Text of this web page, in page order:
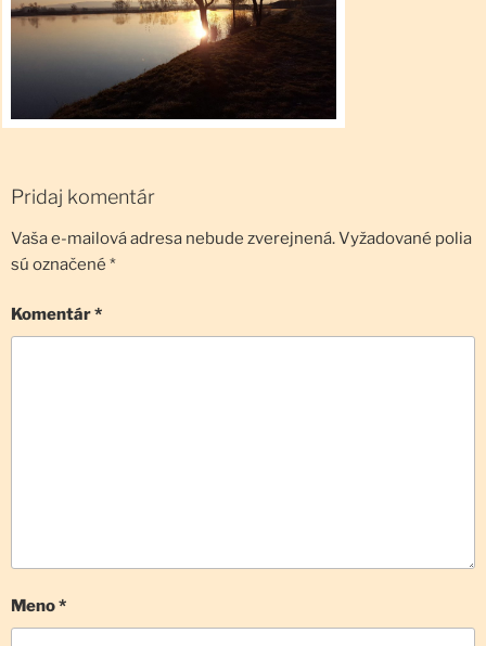
Pridaj komentár
Vaša e-mailová adresa nebude zverejnená.Vyžadované polia
sú označené *
Komentár*
Meno*